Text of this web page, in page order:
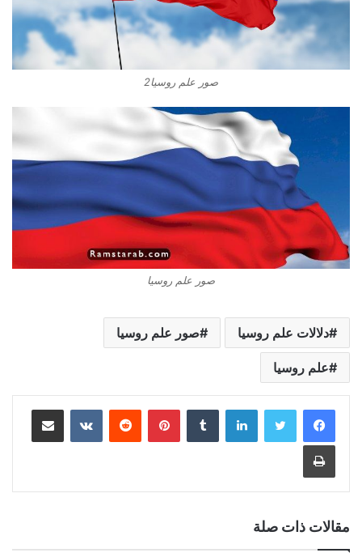
صور علم روسيا2
صور علم روسيا
دلالات علم روسيا صور علم روسيا
علم روسيا
لينكدإن بينتيريست مشاركة عبر البريد
طباعة
مقالات ذات صلة